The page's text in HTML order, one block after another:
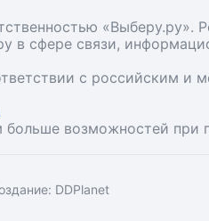
в сфере связи,
с российским и
возможностей при
DDPlanet